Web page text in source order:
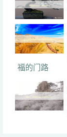
福的门路